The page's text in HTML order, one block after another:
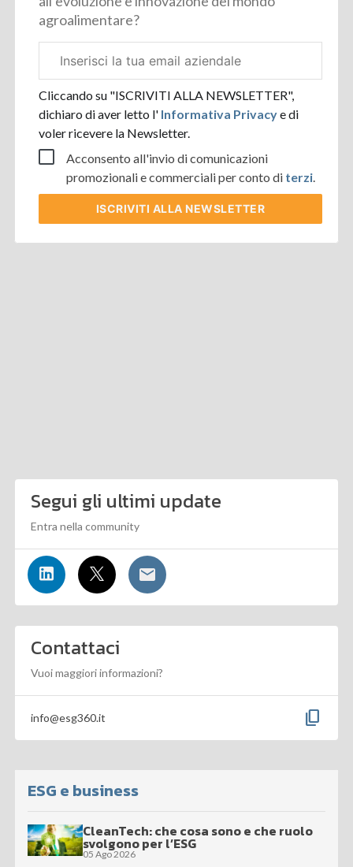
agroalimentare?
aziendale
Cliccando su "ISCRIVITI ALLA NEWSLETTER",
dichiaro di aver letto l' Informativa Privacye di
voler ricevere la Newsletter.
Acconsento all'invio di comunicazioni
promozionali e commerciali per conto di terzi.
ISCRIVITI ALLA NEWSLETTER
Segui gli ultimi update
Entra nella community
Contattaci
Vuoi maggiori informazioni?
info@esg360.it content_copy
ESG e business
CleanTech: che cosa sono e che ruolo
svolgono per l’ESG
05 Ago 2026